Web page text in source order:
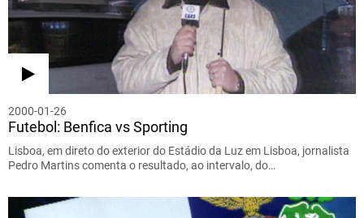
2000-01-26
Futebol: Benfica vs Sporting
Lisboa, em direto do exterior do Estádio da Luz em Lisboa, jornalista
Pedro Martins comenta o resultado, ao intervalo, do…